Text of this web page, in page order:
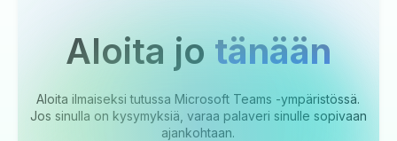
Aloita jo tänään
Aloita ilmaiseksi tutussa Microsoft Teams -ympäristössä.
Jos sinulla on kysymyksiä, varaa palaveri sinulle sopivaan
ajankohtaan.